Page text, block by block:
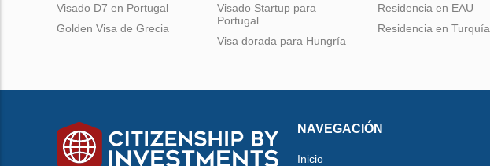
Visado D7 en Portugal
Golden Visa de Grecia
Visado Startup para
Portugal
Visa dorada para Hungría
Residencia en EAU
Residencia en Turquía
NAVEGACIÓN
Inicio